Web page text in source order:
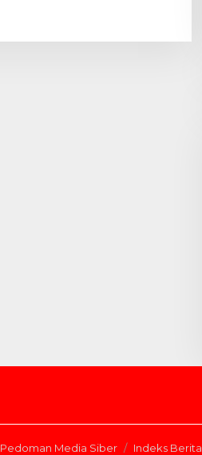
Pedoman Media Siber Indeks Berita